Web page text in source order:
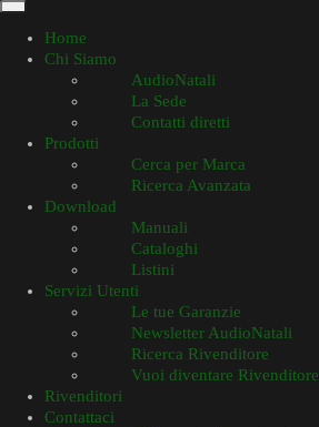
Home
Chi Siamo
AudioNatali
La Sede
Contatti diretti
Prodotti
Cerca per Marca
Ricerca Avanzata
Download
Manuali
Cataloghi
Listini
Servizi Utenti
Le tue Garanzie
Newsletter AudioNatali
Ricerca Rivenditore
Vuoi diventare Rivenditore
Rivenditori
Contattaci